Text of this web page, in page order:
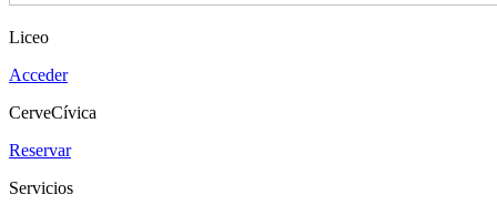
Liceo
Acceder
CerveCívica
Reservar
Servicios